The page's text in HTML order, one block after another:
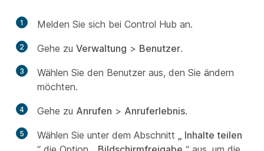
1 Melden Sie sich bei Control Hub an.
2 Gehe zu Verwaltung > Benutzer.
3
Wählen Sie den Benutzer aus, den Sie ändern
möchten.
4 Gehe zu Anrufen > Anruferlebnis.
5 Wählen Sie unter dem Abschnitt „ Inhalte teilen